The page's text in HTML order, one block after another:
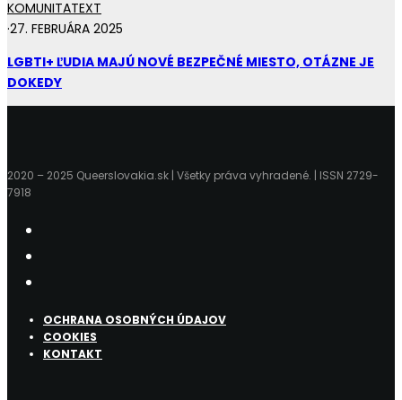
KOMUNITATEXT
·27. FEBRUÁRA 2025
LGBTI+ ĽUDIA MAJÚ NOVÉ BEZPEČNÉ MIESTO, OTÁZNE JE
DOKEDY
2020 – 2025 Queerslovakia.sk | Všetky práva vyhradené. | ISSN 2729-
7918
OCHRANA OSOBNÝCH ÚDAJOV
COOKIES
KONTAKT